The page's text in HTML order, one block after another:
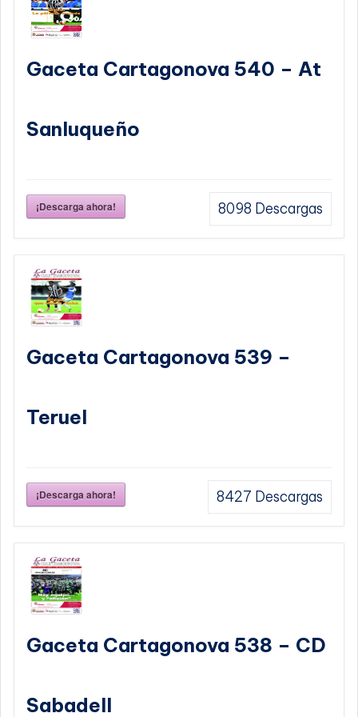
Gaceta Cartagonova 540 – At
Sanluqueño
¡Descarga ahora! 8098 Descargas
Gaceta Cartagonova 539 –
Teruel
¡Descarga ahora! 8427 Descargas
Gaceta Cartagonova 538 – CD
Sabadell